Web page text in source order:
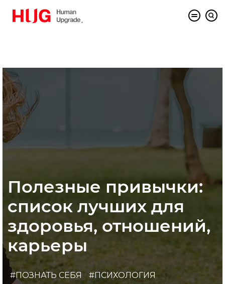
Полезные привычки:
список лучших для
здоровья, отношений,
карьеры
#ПОЗНАТЬ СЕБЯ #ПСИХОЛОГИЯ